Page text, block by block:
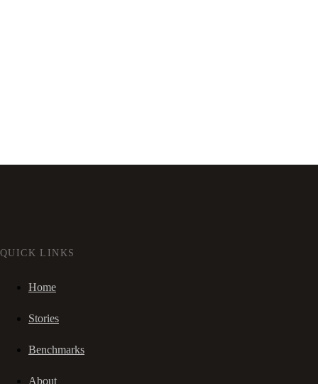
QUICK LINKS
Home
Stories
Benchmarks
About